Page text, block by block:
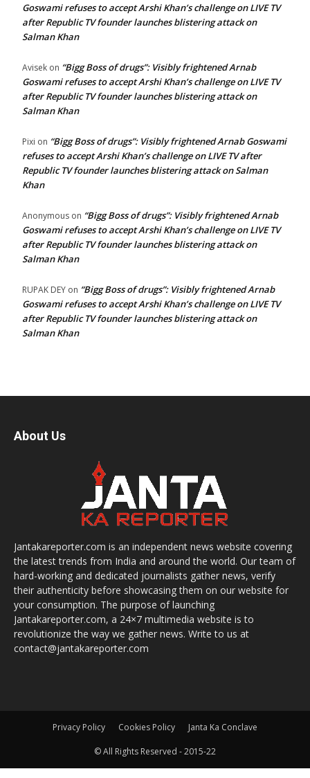
Goswami refuses to accept Arshi Khan’s challenge on LIVE TV
after Republic TV founder launches blistering attack on
Salman Khan
Avisek on “Bigg Boss of drugs”: Visibly frightened Arnab
Goswami refuses to accept Arshi Khan’s challenge on LIVE TV
after Republic TV founder launches blistering attack on
Salman Khan
Pixi on “Bigg Boss of drugs”: Visibly frightened Arnab Goswami
refuses to accept Arshi Khan’s challenge on LIVE TV after
Republic TV founder launches blistering attack on Salman
Khan
Anonymous on “Bigg Boss of drugs”: Visibly frightened Arnab
Goswami refuses to accept Arshi Khan’s challenge on LIVE TV
after Republic TV founder launches blistering attack on
Salman Khan
RUPAK DEY on “Bigg Boss of drugs”: Visibly frightened Arnab
Goswami refuses to accept Arshi Khan’s challenge on LIVE TV
after Republic TV founder launches blistering attack on
Salman Khan
About Us
Jantakareporter.com is an independent news website covering
the latest trends from India and around the world. Our team of
hard-working and dedicated journalists gather news, verify
their authenticity before showcasing them on our website for
your consumption. The purpose of launching
Jantakareporter.com, a 24×7 multimedia website is to
revolutionize the way we gather news. Write to us at
contact@jantakareporter.com
Privacy Policy Cookies Policy Janta Ka Conclave
© All Rights Reserved - 2015-22